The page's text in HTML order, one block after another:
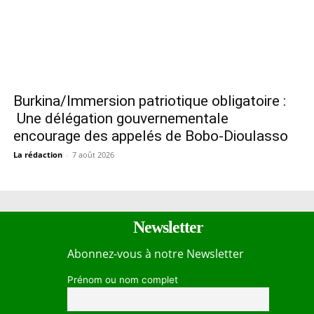
Burkina/Immersion patriotique obligatoire :
Une délégation gouvernementale
encourage des appelés de Bobo-Dioulasso
La rédaction - 7 août 2026
Newsletter
Abonnez-vous à notre Newsletter
Prénom ou nom complet